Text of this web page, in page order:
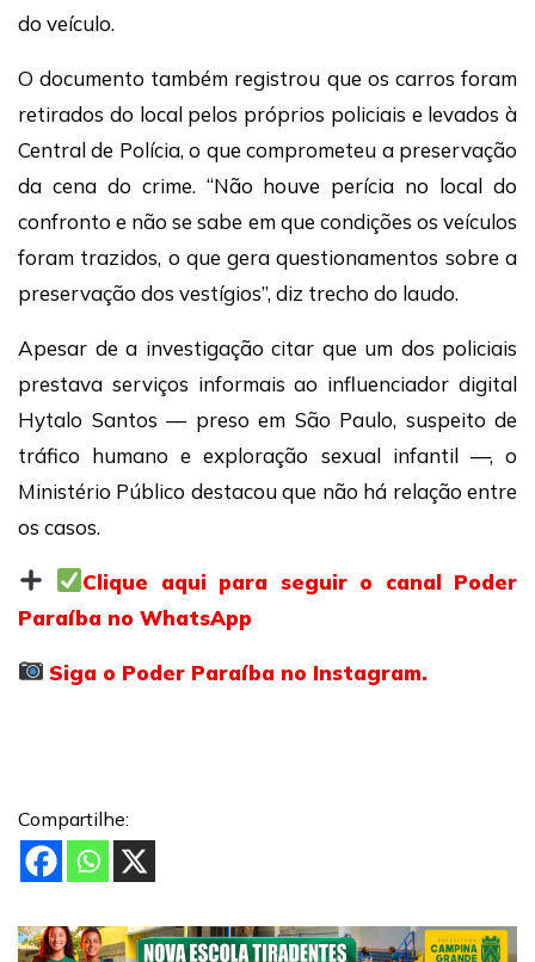
do veículo.
O documento também registrou que os carros foram
retirados do local pelos próprios policiais e levados à
Central de Polícia, o que comprometeu a preservação
da cena do crime. “Não houve perícia no local do
confronto e não se sabe em que condições os veículos
foram trazidos, o que gera questionamentos sobre a
preservação dos vestígios”, diz trecho do laudo.
Apesar de a investigação citar que um dos policiais
prestava serviços informais ao influenciador digital
Hytalo Santos — preso em São Paulo, suspeito de
tráfico humano e exploração sexual infantil —, o
Ministério Público destacou que não há relação entre
os casos.
Clique aqui para seguir o canal Poder
Paraíba no WhatsApp
Siga o Poder Paraíba no Instagram.
Compartilhe: